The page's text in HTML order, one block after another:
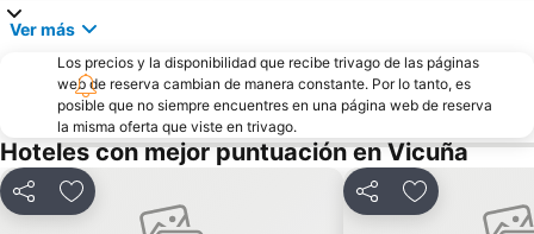
Ver más
Los precios y la disponibilidad que recibe trivago de las páginas
web de reserva cambian de manera constante. Por lo tanto, es
posible que no siempre encuentres en una página web de reserva
la misma oferta que viste en trivago.
Hoteles con mejor puntuación en Vicuña
CompartirAgregar a favoritos CompartirAgregar a